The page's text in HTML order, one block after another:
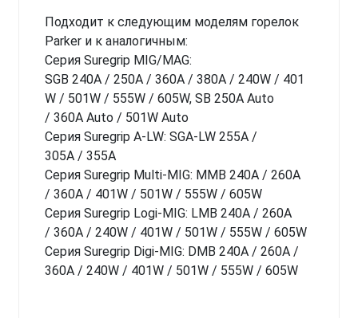
Подходит к следующим моделям горелок
Parker и к аналогичным:
Серия Suregrip MIG/MAG:
SGB 240A / 250A / 360A / 380A / 240W / 401
W / 501W / 555W / 605W, SB 250A Auto
/ 360A Auto / 501W Auto
Серия Suregrip A-LW: SGA-LW 255A /
305A / 355A
Серия Suregrip Multi-MIG: MMB 240A / 260A
/ 360A / 401W / 501W / 555W / 605W
Серия Suregrip Logi-MIG: LMB 240A / 260A
/ 360A / 240W / 401W / 501W / 555W / 605W
Серия Suregrip Digi-MIG: DMB 240A / 260A /
360A / 240W / 401W / 501W / 555W / 605W